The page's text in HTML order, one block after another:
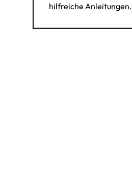
hilfreiche Anleitungen.